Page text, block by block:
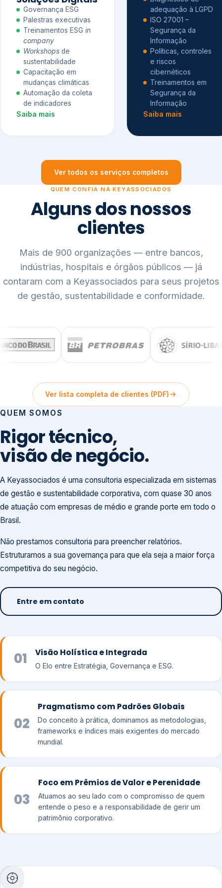
Governança ESG
Palestras executivas
Treinamentos ESG in
company
Workshops de
sustentabilidade
Capacitação em
mudanças climáticas
Automação da coleta
de indicadores
Saiba mais
adequação à LGPD
ISO 27001 –
Segurança da
Informação
Políticas, controles
e riscos
cibernéticos
Treinamentos em
Segurança da
Informação
Saiba mais
Ver todos os serviços completos
QUEM CONFIA NA KEYASSOCIADOS
Alguns dos nossos
clientes
Mais de 900 organizações — entre bancos,
indústrias, hospitais e órgãos públicos — já
contaram com a Keyassociados para seus projetos
de gestão, sustentabilidade e conformidade.
Ver lista completa de clientes (PDF)
QUEM SOMOS
Rigor técnico,
visão de negócio.
A Keyassociados é uma consultoria especializada em sistemas
de gestão e sustentabilidade corporativa, com quase 30 anos
de atuação com empresas de médio e grande porte em todo o
Brasil.
Não prestamos consultoria para preencher relatórios.
Estruturamos a sua governança para que ela seja a maior força
competitiva do seu negócio.
Entre em contato
01 Visão Holística e Integrada
O Elo entre Estratégia, Governança e ESG.
02
Pragmatismo com Padrões Globais
Do conceito à prática, dominamos as metodologias,
frameworks e índices mais exigentes do mercado
mundial.
03
Foco em Prêmios de Valor e Perenidade
Atuamos ao seu lado com o compromisso de quem
entende o peso e a responsabilidade de gerir um
patrimônio corporativo.